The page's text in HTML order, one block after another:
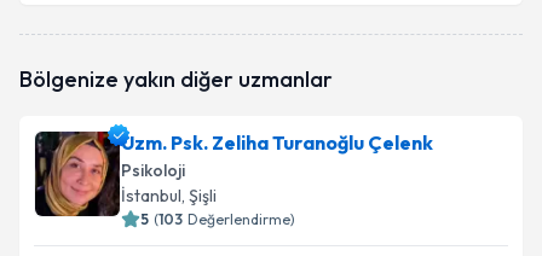
talebi oluşturun. Size bu uzmandan randevu almanız
bilgilendireceğiz.
E-posta Adresiniz
Bölgenize yakın diğer uzmanlar
Uzm. Psk. Zeliha Turanoğlu Çelenk
Psikoloji
İstanbul, Şişli
5 (103 Değerlendirme)